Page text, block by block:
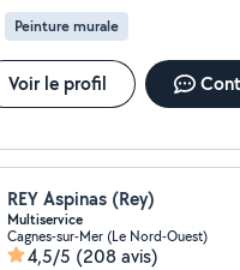
Peinture murale
Voir le profil
REY Aspinas (Rey)
Multiservice
Cagnes-sur-Mer (Le Nord-Ouest)
4,5/5 (208 avis)